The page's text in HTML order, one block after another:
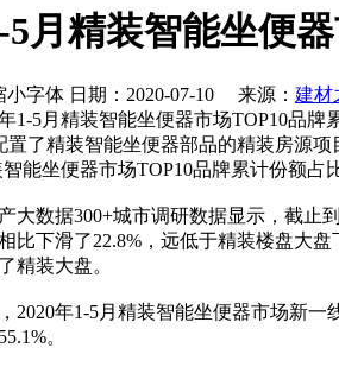
5月精装智能坐便
日期：2020-07-10 来源： 建材
1-5月精装智能坐便器市场TOP10品
置了精装智能坐便器部品的精装房源
智能坐便器市场TOP10品牌累计份额占
大数据300+城市调研数据显示，截止
比下滑了22.8%，远低于精装楼盘大
精装大盘。
2020年1-5月精装智能坐便器市场新一
。